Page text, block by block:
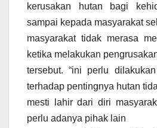
kerusakan hutan bagi
sampai kepada masyarakat
masyarakat tidak merasa
ketika melakukan
tersebut. “ini perlu
terhadap pentingnya hutan
mesti lahir dari diri
perlu adanya pihak lain